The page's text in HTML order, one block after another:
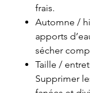
frais.
Automne /
apports
sécher
Taille /
Supprimer